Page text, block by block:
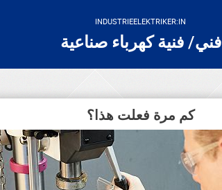
INDUSTRIEELEKTRIKER:IN
فني/ فنية كهرباء صناعية
كم مرة فعلت هذا؟